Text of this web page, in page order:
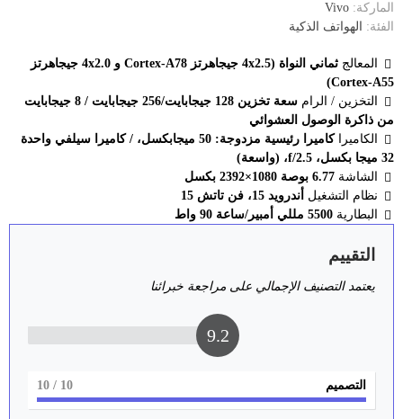
الماركة: Vivo
الفئة:
الهواتف الذكية
المعالج
ثماني النواة (4x2.5 جيجاهرتز Cortex-A78 و 4x2.0 جيجاهرتز
Cortex-A55)
التخزين / الرام
سعة تخزين 128 جيجابايت/256 جيجابايت / 8 جيجابايت
من ذاكرة الوصول العشوائي
الكاميرا
كاميرا رئيسية مزدوجة: 50 ميجابكسل، / كاميرا سيلفي واحدة
32 ميجا بكسل، f/2.5، (واسعة)
الشاشة 6.77 بوصة 1080×2392 بكسل
نظام التشغيل أندرويد 15، فن تاتش 15
البطارية 5500 مللي أمبير/ساعة 90 واط
التقييم
يعتمد التصنيف الإجمالي على مراجعة خبرائنا
9.2
التصميم 10
/ 10